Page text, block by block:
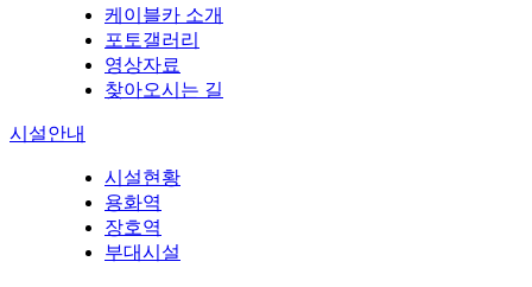
케이블카 소개
포토갤러리
영상자료
찾아오시는 길
시설안내
시설현황
용화역
장호역
부대시설